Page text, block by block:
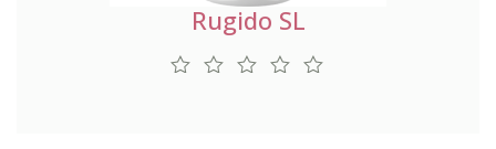
Rugido SL